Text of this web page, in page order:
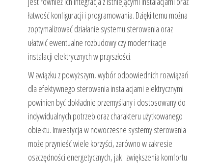
łatwość konfiguracji i programowania. Dzięki temu można
zoptymalizować działanie systemu sterowania oraz
ułatwić ewentualne rozbudowy czy modernizacje
instalacji elektrycznych w przyszłości.
W związku z powyższym, wybór odpowiednich rozwiązań
dla efektywnego sterowania instalacjami elektrycznymi
powinien być dokładnie przemyślany i dostosowany do
indywidualnych potrzeb oraz charakteru użytkowanego
obiektu. Inwestycja w nowoczesne systemy sterowania
może przynieść wiele korzyści, zarówno w zakresie
oszczędności energetycznych, jak i zwiększenia komfortu